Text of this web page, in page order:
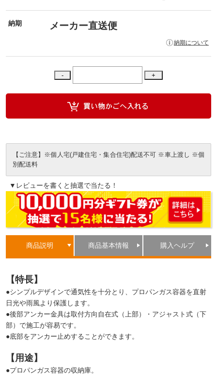
納期 メーカー直送便
納期について
【ご注意】※個人宅(戸建住宅・集合住宅)配送不可 ※車上渡し ※個
別配送料
▼レビューを書くと抽選で当たる！
商品説明 商品基本情報 購入ヘルプ
【特長】
●シンプルデザインで通気性を十分とり、プロパンガス容器を直射
日光や雨風より保護します。
●後部アンカー金具は取付方向自在式（上部）・アジャスト式（下
部）で施工が容易です。
●底部をアンカー止めすることができます。
【用途】
●プロパンガス容器の収納庫。